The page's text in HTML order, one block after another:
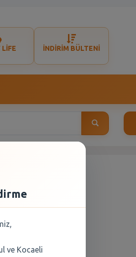
LİFE İNDİRİM BÜLTENİ
ve Kocaeli